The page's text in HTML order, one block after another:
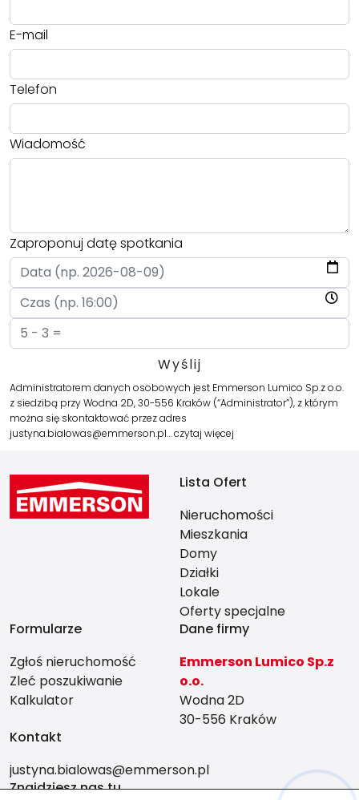
E-mail
Telefon
Wiadomość
Zaproponuj datę spotkania
Administratorem danych osobowych jest Emmerson Lumico Sp.z o.o.
z siedzibą przy Wodna 2D, 30-556 Kraków (“Administrator”), z którym
można się skontaktować przez adres
justyna.bialowas@emmerson.pl…czytaj więcej
Lista Ofert
Nieruchomości
Mieszkania
Domy
Działki
Lokale
Oferty specjalne
Formularze
Zgłoś nieruchomość
Zleć poszukiwanie
Kalkulator
Dane firmy
Emmerson Lumico Sp.z
o.o.
Wodna 2D
30-556 Kraków
Kontakt
justyna.bialowas@emmerson.pl
Znajdziesz nas tu